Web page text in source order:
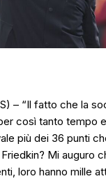
– “Il fatto che la
così tanto tempo
più dei 36 punti
Mi auguro
loro hanno mille